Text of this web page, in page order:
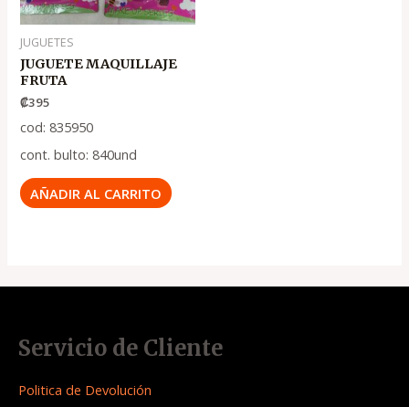
JUGUETES
JUGUETE MAQUILLAJE
FRUTA
₡395
cod: 835950
cont. bulto: 840und
AÑADIR AL CARRITO
Servicio de Cliente
Politica de Devolución